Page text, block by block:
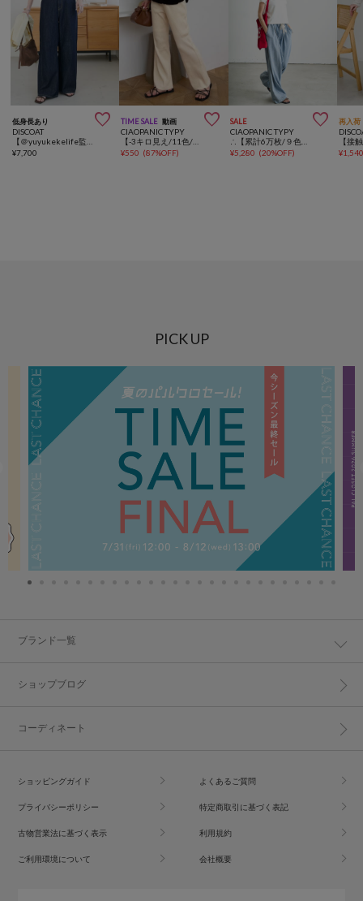
低身長あり 
DISCOAT
¥7,700
TIME SALE 動画 
CIAOPANIC TYPY
¥550 (87%OFF)
SALE 
CIAOPANIC TYPY
¥5,280 (20%OFF)
再入荷
¥
PICK UP
ブランド一覧
ショップブログ
コーディネート
ショッピングガイド よくあるご質問
プライバシーポリシー 特定商取引に基づく表記
古物営業法に基づく表示 利用規約
ご利用環境について 会社概要